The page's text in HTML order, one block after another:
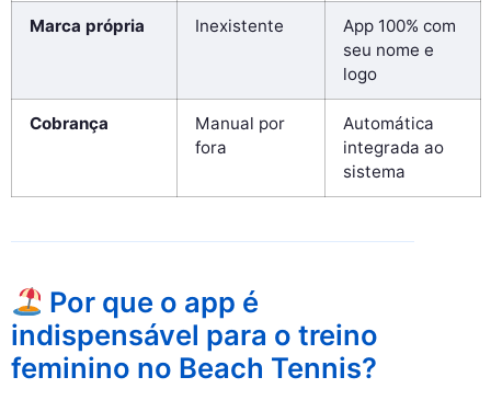
Marca própria Inexistente
App 100% com
seu nome e
logo
Cobrança
Manual por
fora
Automática
integrada ao
sistema
Por que o app é
indispensável para o treino
feminino no Beach Tennis?